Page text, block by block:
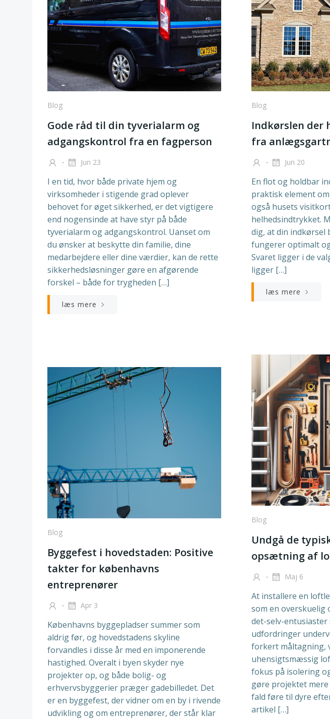
Blog
Gode råd til din tyverialarm og
adgangskontrol fra en fagperson
- Jun 23
I en tid, hvor både private hjem og
virksomheder i stigende grad oplever
behovet for øget sikkerhed, er det vigtigere
end nogensinde at have styr på både
tyverialarm og adgangskontrol. Uanset om
du ønsker at beskytte din familie, dine
medarbejdere eller dine værdier, kan de rette
sikkerhedsløsninger gøre en afgørende
forskel – både for trygheden […]
læs mere
Blog
Indkørslen der
fra
- Jun 20
En flot og holdbar
praktisk element
også husets
helhedsindtrykket.
dig, at din indkørsel
fungerer optimalt
Svaret ligger i de
ligger […]
læs mere
Blog
Undgå de
opsætning af
- Maj 6
At installere en
som en overskuelig
det-selv-entusiaster
udfordringer
forkert måltagning,
uhensigtsmæssig
fokus på isolering
gøre projektet
fald føre til dyre
artikel […]
Blog
Byggefest i hovedstaden: Positive
takter for københavns
entreprenører
- Apr 3
Københavns byggepladser summer som
aldrig før, og hovedstadens skyline
forvandles i disse år med en imponerende
hastighed. Overalt i byen skyder nye
projekter op, og både bolig- og
erhvervsbyggerier præger gadebilledet. Det
er en byggefest, der vidner om en by i rivende
udvikling og om entreprenører, der står klar